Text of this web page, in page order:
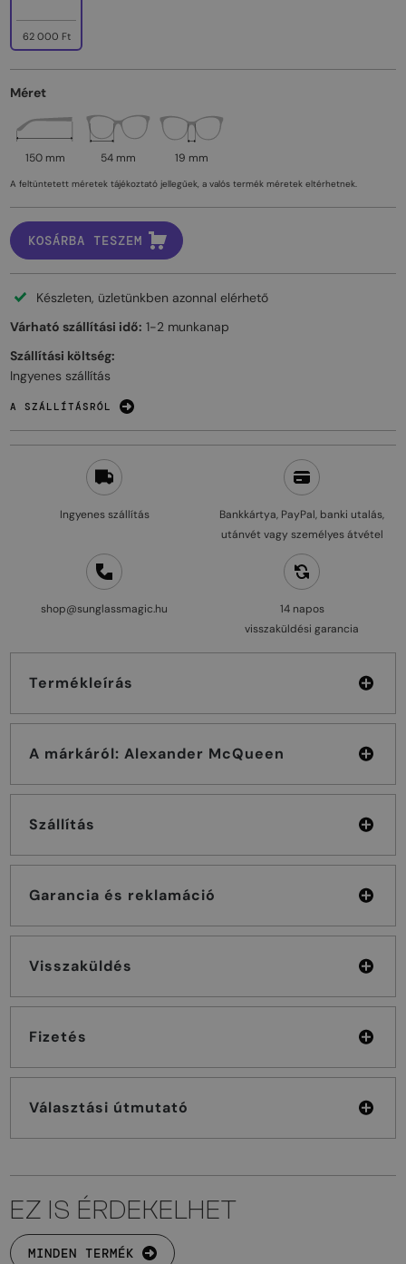
Ingyenes szállítás
Bankkártya, PayPal, banki utalás,
utánvét vagy személyes átvétel
shop@sunglassmagic.hu
14 napos
visszaküldési garancia
Termékleírás
A márkáról: Alexander McQueen
Szállítás
Garancia és reklamáció
Visszaküldés
Fizetés
Választási útmutató
62 000 Ft
Méret
150 mm 54 mm 19 mm
A feltüntetett méretek tájékoztató jellegűek, a valós termék méretek eltérhetnek.
KOSÁRBA TESZEM
Készleten, üzletünkben azonnal elérhető
Várható szállítási idő: 1-2 munkanap
Szállítási költség:
Ingyenes szállítás
A SZÁLLÍTÁSRÓL
EZ IS ÉRDEKELHET
MINDEN TERMÉK